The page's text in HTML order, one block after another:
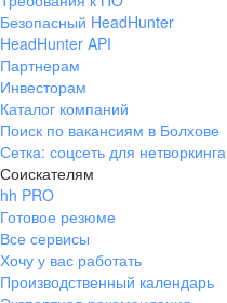
ул. Янковского, д. 169, 7 этаж,
706 каб.
+7 861 205-55-57
pr@krd.hh.ru
Владивосток
пер. Ланинский д. 4, офис 3.4
+7 423 202-33-28
Безопасный HeadHunter
HeadHunter API
Партнерам
Инвесторам
Каталог компаний
Поиск по вакансиям в Болхове
Сетка: соцсеть для нетворкинга
Соискателям
hh PRO
Готовое резюме
Все сервисы
Хочу у вас работать
Производственный календарь